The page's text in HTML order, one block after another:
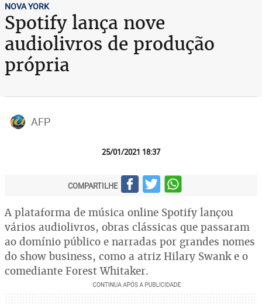
NOVA YORK
Spotify lança nove
audiolivros de produção
própria
AFP
25/01/2021 18:37
COMPARTILHE
A plataforma de música online Spotify lançou
vários audiolivros, obras clássicas que passaram
ao domínio público e narradas por grandes nomes
do show business, como a atriz Hilary Swank e o
comediante Forest Whitaker.